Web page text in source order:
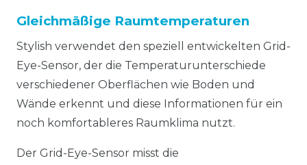
Gleichmäßige Raumtemperaturen
Stylish verwendet den speziell entwickelten Grid-
Eye-Sensor, der die Temperaturunterschiede
verschiedener Oberflächen wie Boden und
Wände erkennt und diese Informationen für ein
noch komfortableres Raumklima nutzt.
Der Grid-Eye-Sensor misst die